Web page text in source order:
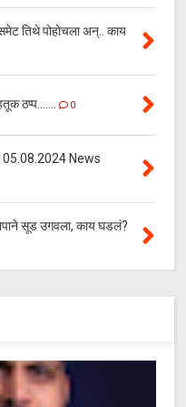
तिथे पोहोचला अन्.. काय
ठप्प....... 0
05.08.2024 News
सूड उगवला, काय घडलं?